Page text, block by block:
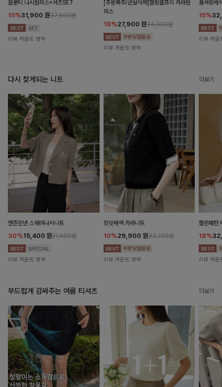
블룬티 나시원피스+셔츠SET
15%31,900 원37,500원
리뷰 카운트 영역
[주문폭주/군살삭제]젤링클프리 카라원
피스
18%27,900 원34,000원
리뷰 카운트 영역
롬셔링배
15%
리뷰 카운
다시 찾게되는 니트 더보기
앤즌린넨 스퀘어나시니트
30%15,400 원21,900원
리뷰 카운트 영역
킹밋배색 카라니트
10%29,900 원33,200원
리뷰 카운트 영역
캘핀패턴
18%
리뷰 카운
부드럽게 감싸주는 여름 티셔츠 더보기